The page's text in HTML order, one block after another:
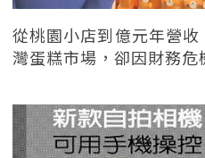
從桃園小店到億元年營
灣蛋糕市場，卻因財務危